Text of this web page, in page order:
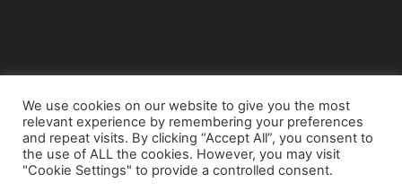
© Copyright 2015 - www.airnews.gr
We use cookies on our website to give you the most
relevant experience by remembering your preferences
and repeat visits. By clicking “Accept All”, you consent to
the use of ALL the cookies. However, you may visit
"Cookie Settings" to provide a controlled consent.